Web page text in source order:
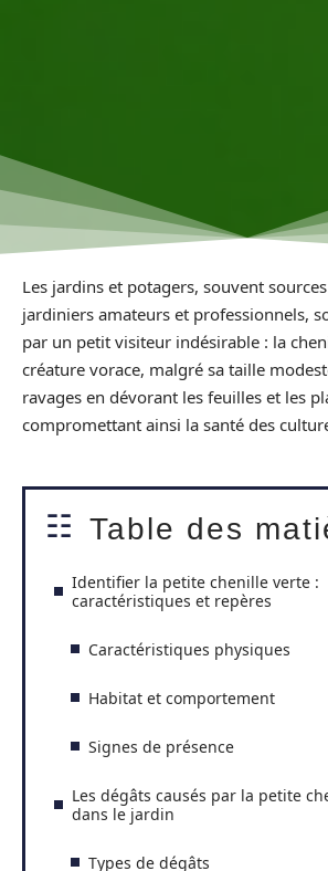
Les jardins et potagers, souvent
jardiniers amateurs et professionnels,
par un petit visiteur indésirable : la
créature vorace, malgré sa taille
ravages en dévorant les feuilles et les
compromettant ainsi la santé des
Table des
Identifier la petite chenille verte :
caractéristiques et repères
Caractéristiques physiques
Habitat et comportement
Signes de présence
Les dégâts causés par la petite
dans le jardin
Types de dégâts